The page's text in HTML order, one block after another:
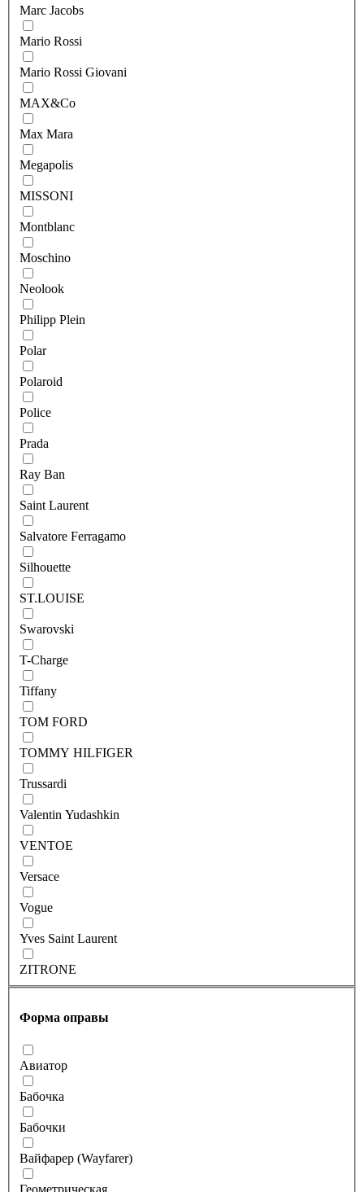
Marc Jacobs
Mario Rossi
Mario Rossi Giovani
MAX&Co
Max Mara
Megapolis
MISSONI
Montblanc
Moschino
Neolook
Philipp Plein
Polar
Polaroid
Police
Prada
Ray Ban
Saint Laurent
Salvatore Ferragamo
Silhouette
ST.LOUISE
Swarovski
T-Charge
Tiffany
TOM FORD
TOMMY HILFIGER
Trussardi
Valentin Yudashkin
VENTOE
Versace
Vogue
Yves Saint Laurent
ZITRONE
Форма оправы
Авиатор
Бабочка
Бабочки
Вайфарер (Wayfarer)